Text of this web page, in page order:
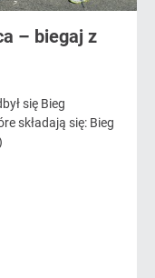
– biegaj z
się Bieg
składają się: Bieg